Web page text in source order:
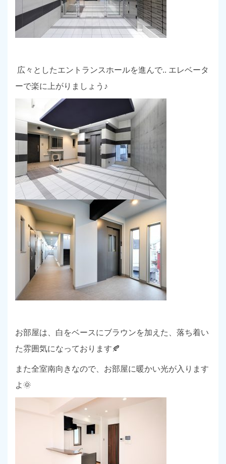
広々としたエントランスホールを進んで.. エレベータ
ーで楽に上がりましょう♪
お部屋は、白をベースにブラウンを加えた、落ち着い
た雰囲気になっております🍂
また全室南向きなので、お部屋に暖かい光が入ります
よ🌞